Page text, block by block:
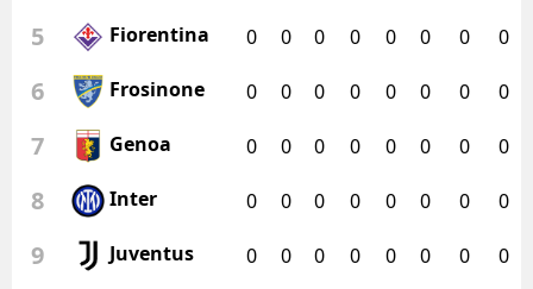
5 Fiorentina 0 0 0 0 0 0 0 0
6 Frosinone 0 0 0 0 0 0 0 0
7 Genoa 0 0 0 0 0 0 0 0
8 Inter 0 0 0 0 0 0 0 0
9 Juventus 0 0 0 0 0 0 0 0